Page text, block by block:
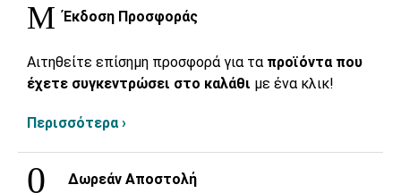
Έκδοση Προσφοράς
Αιτηθείτε επίσημη προσφορά για τα προϊόντα που
έχετε συγκεντρώσει στο καλάθι με ένα κλικ!
Περισσότερα ›
Δωρεάν Αποστολή